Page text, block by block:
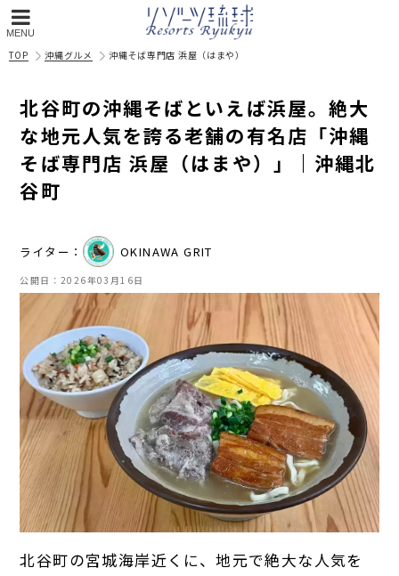
MENU
TOP 沖縄グルメ 沖縄そば専門店 浜屋（はまや）
北谷町の沖縄そばといえば浜屋。絶大
な地元人気を誇る老舗の有名店「沖縄
そば専門店 浜屋（はまや）」｜沖縄北
谷町
ライター： OKINAWA GRIT
公開日：2026年03月16日
北谷町の宮城海岸近くに、地元で絶大な人気を